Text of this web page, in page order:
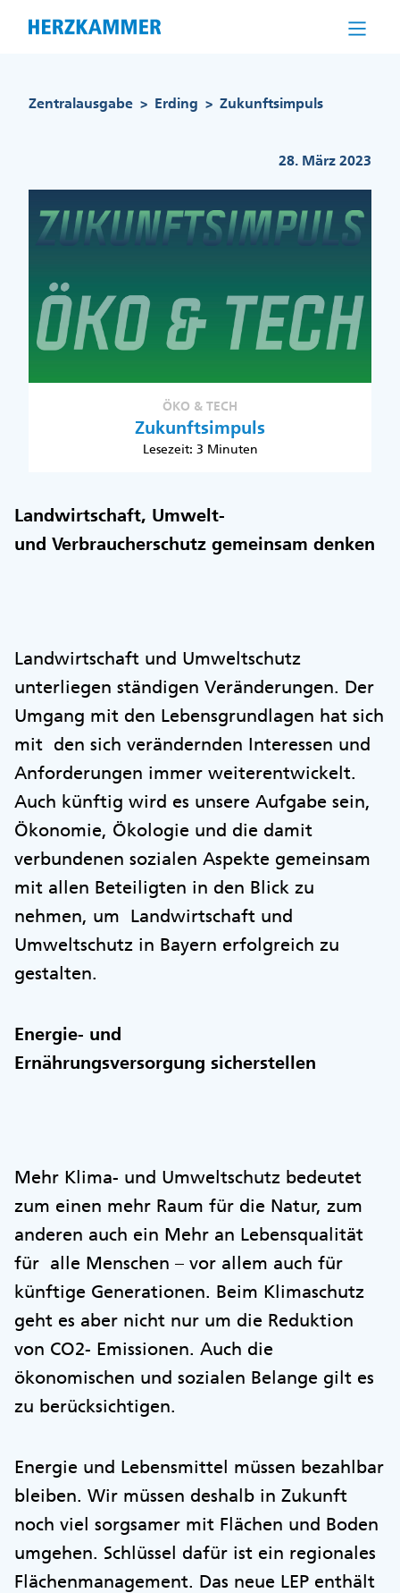
Zentralausgabe > Erding > Zukunftsimpuls
28. März 2023
ÖKO & TECH
Zukunftsimpuls
Lesezeit: 3 Minuten
Landwirtschaft, Umwelt-
und Verbraucherschutz gemeinsam denken
Landwirtschaft und Umweltschutz
unterliegen ständigen Veränderungen. Der
Umgang mit den Lebensgrundlagen hat sich
mit den sich verändernden Interessen und
Anforderungen immer weiterentwickelt.
Auch künftig wird es unsere Aufgabe sein,
Ökonomie, Ökologie und die damit
verbundenen sozialen Aspekte gemeinsam
mit allen Beteiligten in den Blick zu
nehmen, um Landwirtschaft und
Umweltschutz in Bayern erfolgreich zu
gestalten.
Energie- und
Ernährungsversorgung sicherstellen
Mehr Klima- und Umweltschutz bedeutet
zum einen mehr Raum für die Natur, zum
anderen auch ein Mehr an Lebensqualität
für alle Menschen – vor allem auch für
künftige Generationen. Beim Klimaschutz
geht es aber nicht nur um die Reduktion
von CO2- Emissionen. Auch die
ökonomischen und sozialen Belange gilt es
zu berücksichtigen.
Energie und Lebensmittel müssen bezahlbar
bleiben. Wir müssen deshalb in Zukunft
noch viel sorgsamer mit Flächen und Boden
umgehen. Schlüssel dafür ist ein regionales
Flächenmanagement. Das neue LEP enthält